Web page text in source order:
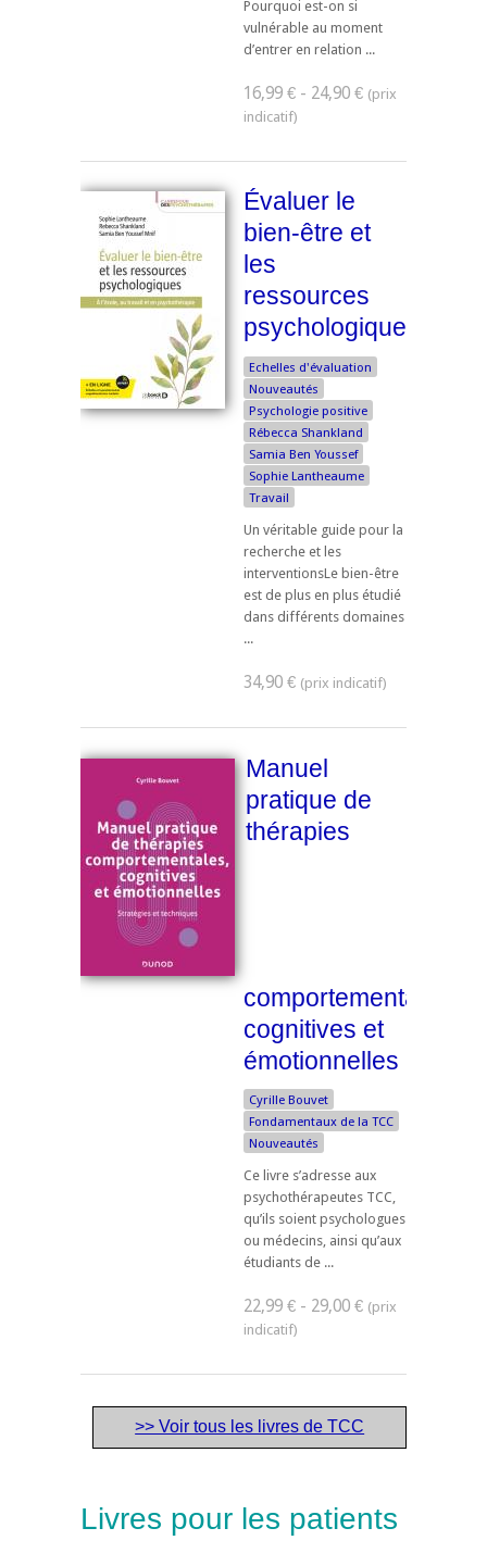
Pourquoi est-on si
vulnérable au moment
d’entrer en relation ...
16,99 € - 24,90 €
Évaluer le
bien-être et
les
ressources
psychologiques
Echelles d'évaluation
Nouveautés
Psychologie positive
Rébecca Shankland
Samia Ben Youssef
Sophie Lantheaume
Travail
Un véritable guide pour la
recherche et les
interventionsLe bien-être
est de plus en plus étudié
dans différents domaines
...
34,90 €
Manuel
pratique de
thérapies
comportementales,
cognitives et
émotionnelles
Cyrille Bouvet
Fondamentaux de la TCC
Nouveautés
Ce livre s’adresse aux
psychothérapeutes TCC,
qu’ils soient psychologues
ou médecins, ainsi qu’aux
étudiants de ...
22,99 € - 29,00 €
>> Voir tous les livres de TCC
Livres pour les patients